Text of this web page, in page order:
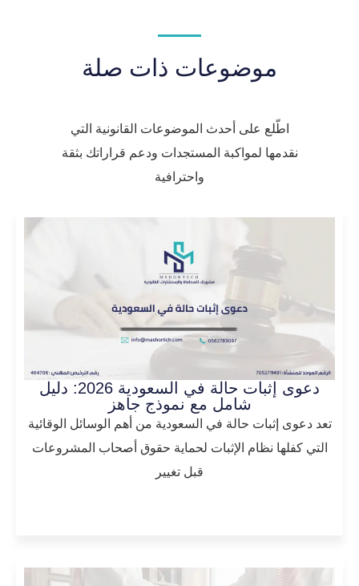
موضوعات ذات صلة
اطّلع على أحدث الموضوعات القانونية التي
نقدمها لمواكبة المستجدات ودعم قراراتك بثقة
واحترافية
دعوى إثبات حالة في السعودية 2026: دليل
شامل مع نموذج جاهز
تعد دعوى إثبات حالة في السعودية من أهم الوسائل الوقائية
التي كفلها نظام الإثبات لحماية حقوق أصحاب المشروعات
قبل تغيير